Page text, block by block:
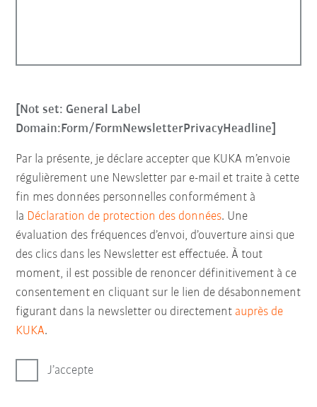
[Not set: General Label
Domain:Form/FormNewsletterPrivacyHeadline]
Par la présente, je déclare accepter que KUKA m’envoie
régulièrement une Newsletter par e-mail et traite à cette
fin mes données personnelles conformément à
la Déclaration de protection des données. Une
évaluation des fréquences d’envoi, d’ouverture ainsi que
des clics dans les Newsletter est effectuée. À tout
moment, il est possible de renoncer définitivement à ce
consentement en cliquant sur le lien de désabonnement
figurant dans la newsletter ou directement auprès de
KUKA.
J’accepte